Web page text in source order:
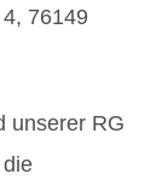
76149
unserer RG
die